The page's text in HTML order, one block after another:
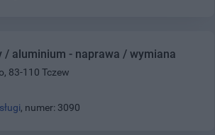
/ aluminium - naprawa / wymiana
83-110 Tczew
, numer: 3090